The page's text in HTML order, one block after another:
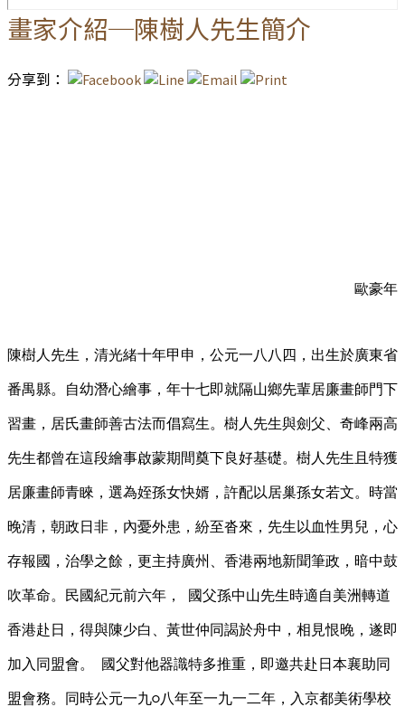
畫家介紹─陳樹人先生簡介
分享到：
歐豪年
陳樹人先生，清光緒十年甲申，公元一八八四，出生於廣東省
番禺縣。自幼潛心繪事，年十七即就隔山鄉先輩居廉畫師門下
習畫，居氏畫師善古法而倡寫生。樹人先生與劍父、奇峰兩高
先生都曾在這段繪事啟蒙期間奠下良好基礎。樹人先生且特獲
居廉畫師青睞，選為姪孫女快婿，許配以居巢孫女若文。時當
晚清，朝政日非，內憂外患，紛至沓來，先生以血性男兒，心
存報國，治學之餘，更主持廣州、香港兩地新聞筆政，暗中鼓
吹革命。民國紀元前六年， 國父孫中山先生時適自美洲轉道
香港赴日，得與陳少白、黃世仲同謁於舟中，相見恨晚，遂即
加入同盟會。 國父對他器識特多推重，即邀共赴日本襄助同
盟會務。同時公元一九○八年至一九一二年，入京都美術學校